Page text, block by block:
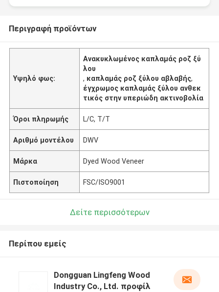
Περιγραφή προϊόντων
Υψηλό φως:
Ανακυκλωμένος καπλαμάς ροζ ξύ
λου
, καπλαμάς ροζ ξύλου αβλαβής,
έγχρωμος καπλαμάς ξύλου ανθεκ
τικός στην υπεριώδη ακτινοβολία
Όροι πληρωμής L/C, T/T
Αριθμό μοντέλου DWV
Μάρκα Dyed Wood Veneer
Πιστοποίηση FSC/ISO9001
Δείτε περισσότερων
Περίπου εμείς
Dongguan Lingfeng Wood
Industry Co., Ltd. προφίλ